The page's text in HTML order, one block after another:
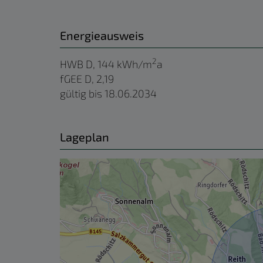
Energieausweis
HWB D, 144 kWh/m2a
fGEE D, 2,19
gültig bis 18.06.2034
Lageplan